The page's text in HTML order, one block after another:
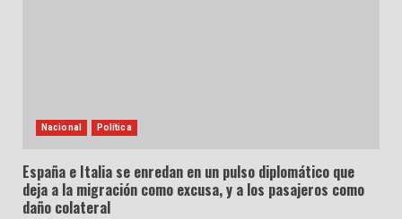
Nacional Política
España e Italia se enredan en un pulso diplomático que
deja a la migración como excusa, y a los pasajeros como
daño colateral